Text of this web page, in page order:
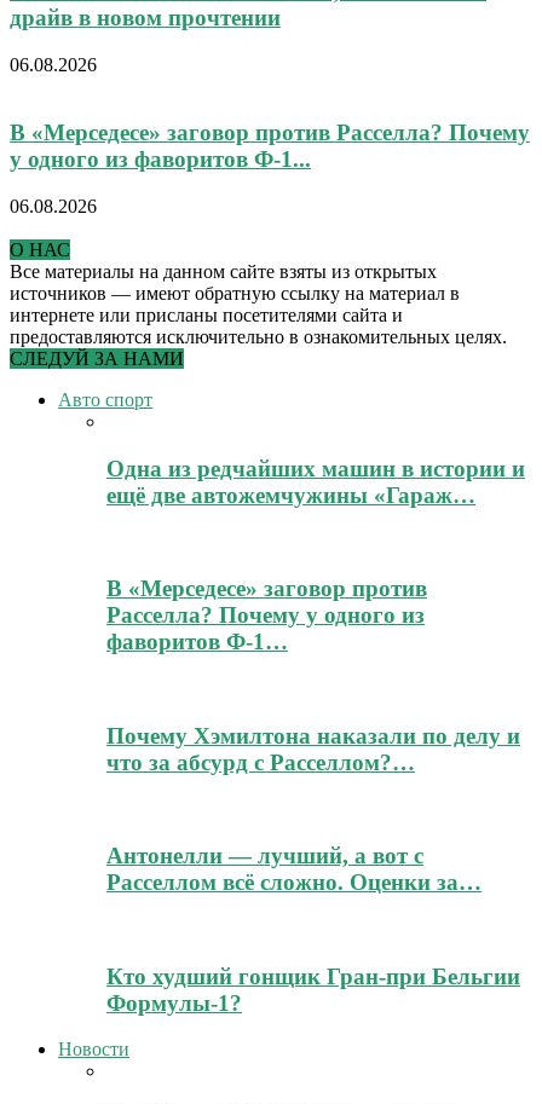
драйв в новом прочтении
06.08.2026
В «Мерседесе» заговор против Расселла? Почему
у одного из фаворитов Ф-1...
06.08.2026
О НАС
Все материалы на данном сайте взяты из открытых
источников — имеют обратную ссылку на материал в
интернете или присланы посетителями сайта и
предоставляются исключительно в ознакомительных целях.
СЛЕДУЙ ЗА НАМИ
Авто спорт
Одна из редчайших машин в истории и
ещё две автожемчужины «Гараж…
В «Мерседесе» заговор против
Расселла? Почему у одного из
фаворитов Ф-1…
Почему Хэмилтона наказали по делу и
что за абсурд с Расселлом?…
Антонелли — лучший, а вот с
Расселлом всё сложно. Оценки за…
Кто худший гонщик Гран-при Бельгии
Формулы-1?
Новости